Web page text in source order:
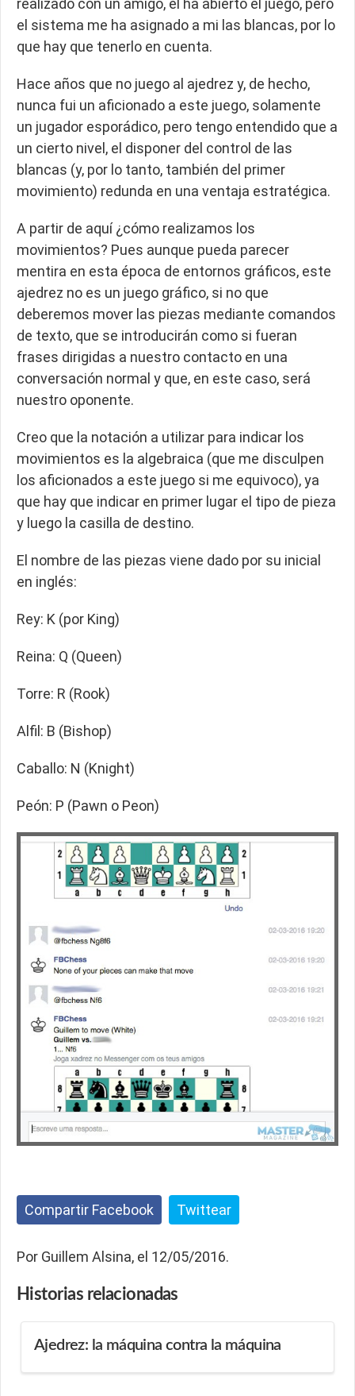
realizado con un amigo, él ha abierto el juego, pero
el sistema me ha asignado a mi las blancas, por lo
que hay que tenerlo en cuenta.
Hace años que no juego al ajedrez y, de hecho,
nunca fui un aficionado a este juego, solamente
un jugador esporádico, pero tengo entendido que a
un cierto nivel, el disponer del control de las
blancas (y, por lo tanto, también del primer
movimiento) redunda en una ventaja estratégica.
A partir de aquí ¿cómo realizamos los
movimientos? Pues aunque pueda parecer
mentira en esta época de entornos gráficos, este
ajedrez no es un juego gráfico, si no que
deberemos mover las piezas mediante comandos
de texto, que se introducirán como si fueran
frases dirigidas a nuestro contacto en una
conversación normal y que, en este caso, será
nuestro oponente.
Creo que la notación a utilizar para indicar los
movimientos es la algebraica (que me disculpen
los aficionados a este juego si me equivoco), ya
que hay que indicar en primer lugar el tipo de pieza
y luego la casilla de destino.
El nombre de las piezas viene dado por su inicial
en inglés:
Rey: K (por King)
Reina: Q (Queen)
Torre: R (Rook)
Alfil: B (Bishop)
Caballo: N (Knight)
Peón: P (Pawn o Peon)
Compartir Facebook Twittear
Por Guillem Alsina, el 12/05/2016.
Historias relacionadas
Ajedrez: la máquina contra la máquina